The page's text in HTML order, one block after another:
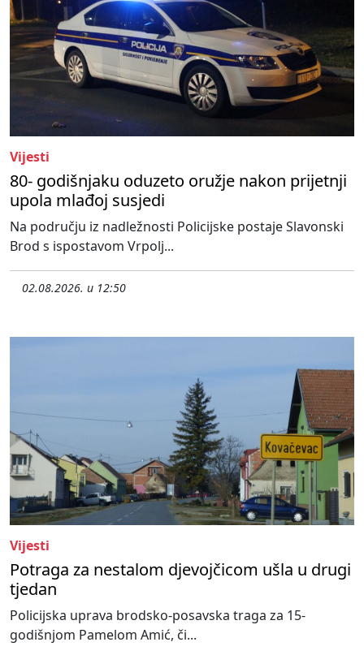
Vijesti
80- godišnjaku oduzeto oružje nakon prijetnji
upola mlađoj susjedi
Na području iz nadležnosti Policijske postaje Slavonski
Brod s ispostavom Vrpolj...
02.08.2026. u 12:50
Vijesti
Potraga za nestalom djevojčicom ušla u drugi
tjedan
Policijska uprava brodsko-posavska traga za 15-
godišnjom Pamelom Amić, či...